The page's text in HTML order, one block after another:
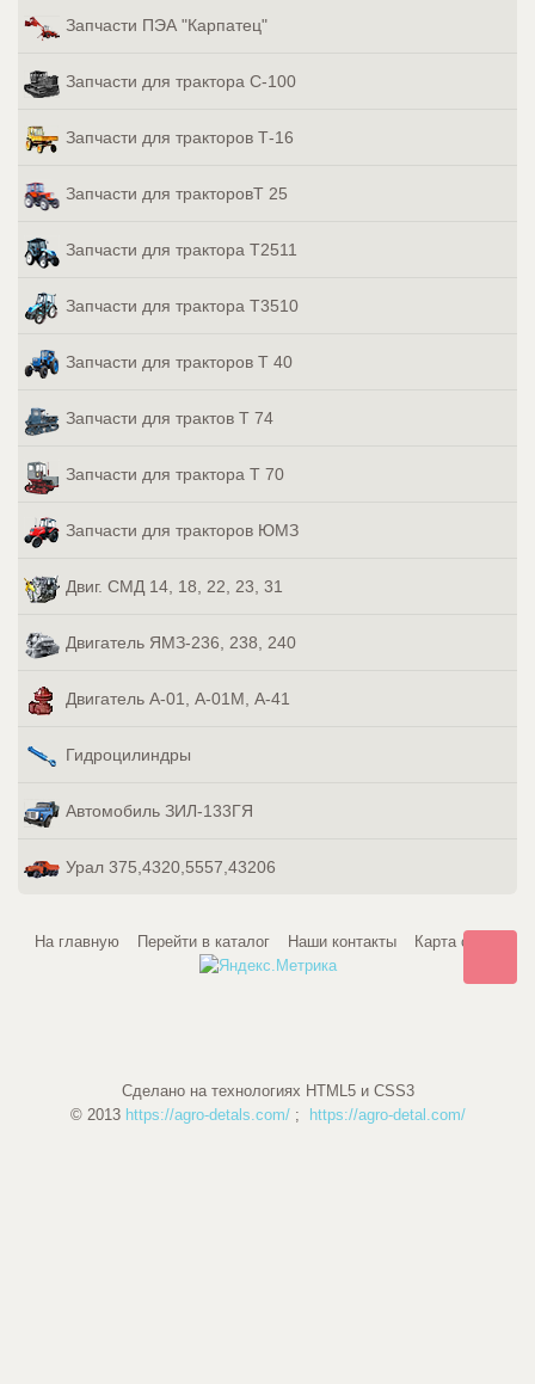
Запчасти ПЭА "Карпатец"
Запчасти для трактора С-100
Запчасти для тракторов Т-16
Запчасти для тракторовТ 25
Запчасти для трактора Т2511
Запчасти для трактора Т3510
Запчасти для тракторов Т 40
Запчасти для трактов Т 74
Запчасти для трактора Т 70
Запчасти для тракторов ЮМЗ
Двиг. СМД 14, 18, 22, 23, 31
Двигатель ЯМЗ-236, 238, 240
Двигатель А-01, А-01М, А-41
Гидроцилиндры
Автомобиль ЗИЛ-133ГЯ
Урал 375,4320,5557,43206
На главную Перейти в каталог Наши контакты Карта сайта
Сделано на технологиях HTML5 и CSS3
© 2013 https://agro-detals.com/; https://agro-detal.com/